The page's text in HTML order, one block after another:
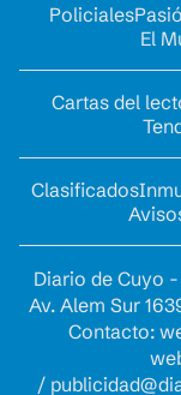
Policiales
El
Cartas del
Clasificados
Diario de Cuyo
Av. Alem Sur
Contacto:
/